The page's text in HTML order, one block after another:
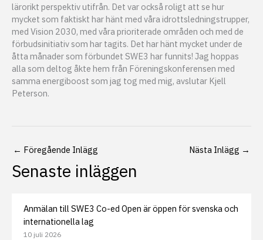
lärorikt perspektiv utifrån. Det var också roligt att se hur
mycket som faktiskt har hänt med våra idrottsledningstrupper,
med Vision 2030, med våra prioriterade områden och med de
förbudsinitiativ som har tagits. Det har hänt mycket under de
åtta månader som förbundet SWE3 har funnits! Jag hoppas
alla som deltog åkte hem från Föreningskonferensen med
samma energiboost som jag tog med mig, avslutar Kjell
Peterson.
← Föregående Inlägg Nästa Inlägg →
Senaste inläggen
Anmälan till SWE3 Co-ed Open är öppen för svenska och
internationella lag
10 juli 2026